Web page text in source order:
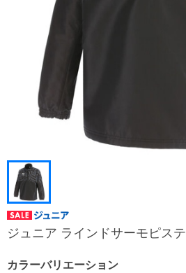
ジュニア ラインドサーモピステ
カラーバリエーション